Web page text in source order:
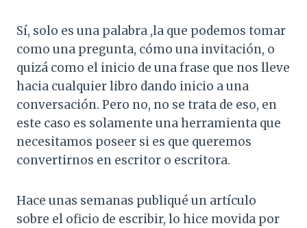
Sí, solo es una palabra ,la que podemos tomar
como una pregunta, cómo una invitación, o
quizá como el inicio de una frase que nos lleve
hacia cualquier libro dando inicio a una
conversación. Pero no, no se trata de eso, en
este caso es solamente una herramienta que
necesitamos poseer si es que queremos
convertirnos en escritor o escritora.
Hace unas semanas publiqué un artículo
sobre el oficio de escribir, lo hice movida por